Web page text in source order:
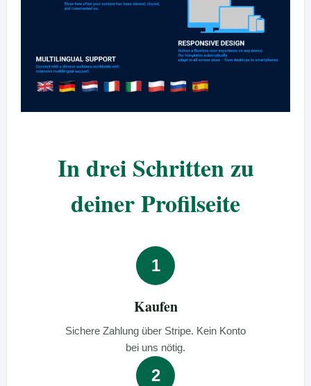
In drei Schritten zu
deiner Profilseite
1
Kaufen
Sichere Zahlung über Stripe. Kein Konto
bei uns nötig.
2